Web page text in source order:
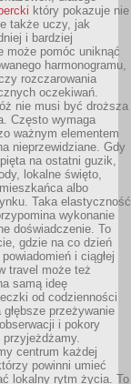
który pokazuje nie
także uczy, jak
i bardziej
może pomóc uniknąć
harmonogramu,
rozczarowania
oczekiwań.
nie musi być droższa
Często wymaga
ważnym elementem
nieprzewidziane. Gdy
na ostatni guzik,
lokalne święto,
albo
Taka elastyczność
wykonanie
doświadczenie. To
gdzie na co dzień
i ciągłej
travel może też
samą ideę
od codzienności
przeżywanie
i pokory
centrum każdej
powinni umieć
lokalny rytm życia. To